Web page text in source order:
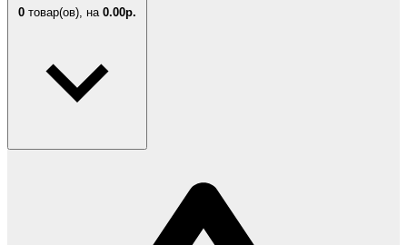
0 товар(ов), на 0.00р.